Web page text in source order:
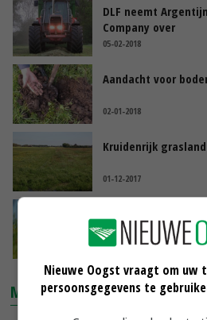
DLF neemt
Company over
05-02-2018
Aandacht voor
02-01-2018
Kruidenrijk
01-12-2017
28-11-2017
MARKTPRIJZEN
Nieuwe Oogst vraagt om uw
persoonsgegevens te